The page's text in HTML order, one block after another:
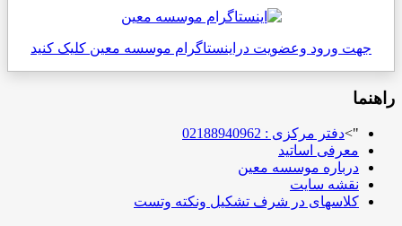
جهت ورود وعضویت دراینستاگرام موسسه معین کلیک کنید
راهنما
">دفتر مرکزی : 02188940962
معرفی اساتید
درباره موسسه معین
نقشه سایت
کلاسهای در شرف تشکیل ونکته وتست